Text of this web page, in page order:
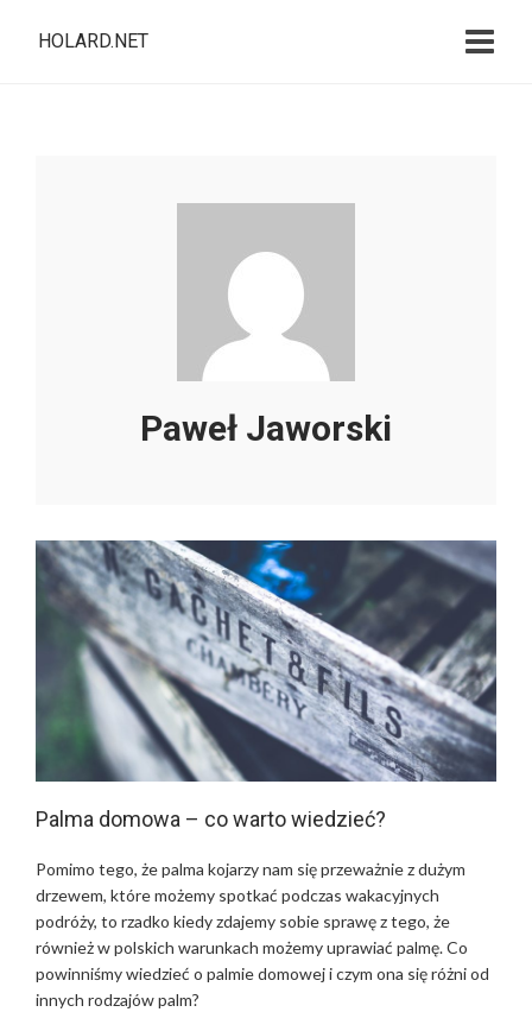
HOLARD.NET
Paweł Jaworski
Palma domowa – co warto wiedzieć?
Pomimo tego, że palma kojarzy nam się przeważnie z dużym
drzewem, które możemy spotkać podczas wakacyjnych
podróży, to rzadko kiedy zdajemy sobie sprawę z tego, że
również w polskich warunkach możemy uprawiać palmę. Co
powinniśmy wiedzieć o palmie domowej i czym ona się różni od
innych rodzajów palm?